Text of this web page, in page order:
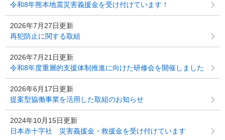
令和8年熊本地震災害義援金を受け付けています！
2026年7月27日更新
再犯防止に関する取組
2026年7月21日更新
令和8年度重層的支援体制推進に向けた研修会を開催しました
2026年6月17日更新
提案型協働事業を活用した取組のお知らせ
2024年10月15日更新
日本赤十字社 災害義援金・救援金を受け付けています